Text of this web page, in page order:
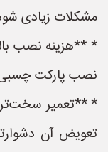
مشکلات زیادی
* **هزینه نصب
نصب پارکت چسبی
* **تعمیر
تعویض آن